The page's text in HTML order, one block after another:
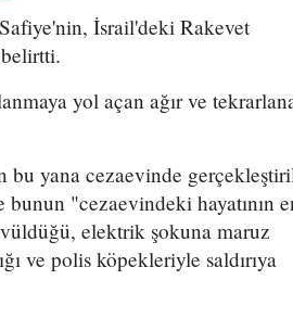
İsrail'deki Rakevet
yol açan ağır ve
bu yana cezaevinde
bunun "cezaevindeki hayatının
elektrik şokuna maruz
ve polis köpekleriyle saldırıya